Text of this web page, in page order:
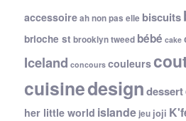
accessoireah non pas elle biscuits
brioche st brooklyn tweed bébé cake
Iceland concours couleurs
cuisinedesigndessert
her little world islande jeu joji